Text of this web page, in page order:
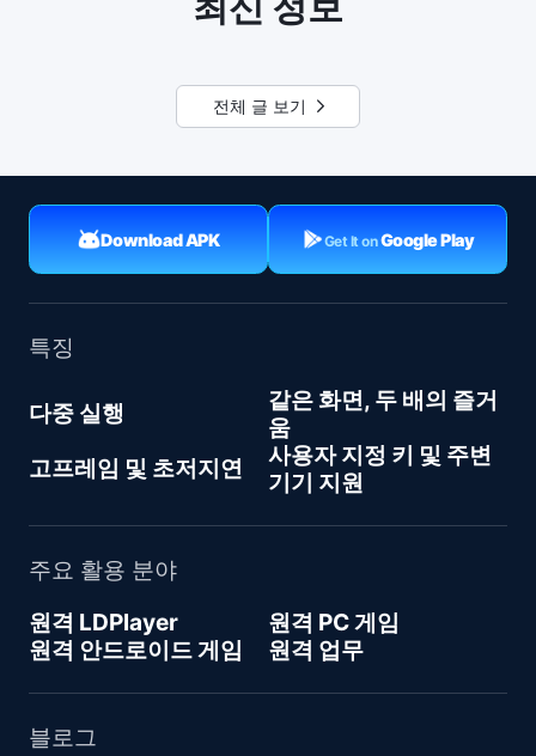
전체 글 보기
Download APK Get It onGoogle Play
특징
다중 실행
같은 화면, 두 배의 즐거
움
고프레임 및 초저지연
사용자 지정 키 및 주변
기기 지원
주요 활용 분야
원격 LDPlayer
원격 PC 게임
원격 안드로이드 게임
원격 업무
블로그